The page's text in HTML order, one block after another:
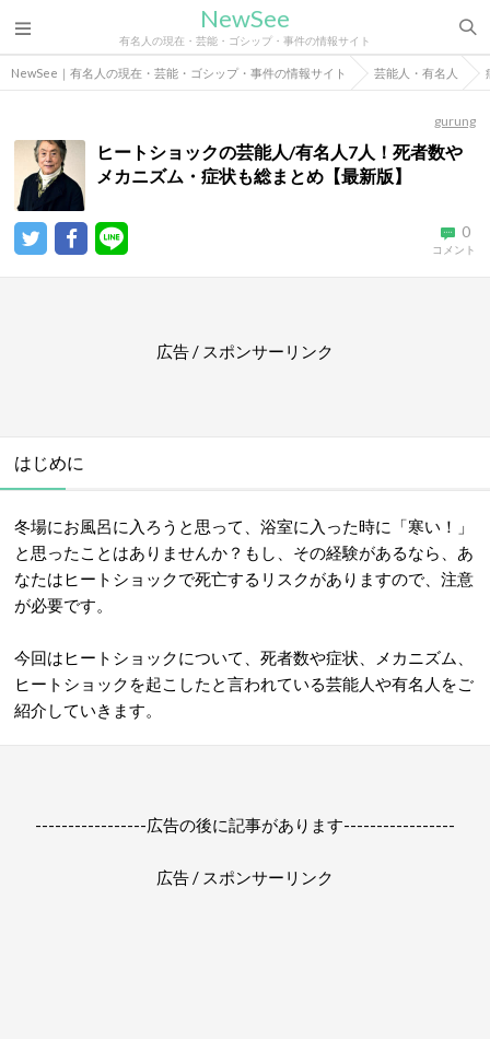
NewSee
有名人の現在・芸能・ゴシップ・事件の情報サイト
NewSee｜有名人の現在・芸能・ゴシップ・事件の情報サイト 芸能人・有名人
gurung
ヒートショックの芸能人/有名人7人！死者数や
メカニズム・症状も総まとめ【最新版】
0
コメント
広告 / スポンサーリンク
はじめに
冬場にお風呂に入ろうと思って、浴室に入った時に「寒い！」
と思ったことはありませんか？もし、その経験があるなら、あ
なたはヒートショックで死亡するリスクがありますので、注意
が必要です。
今回はヒートショックについて、死者数や症状、メカニズム、
ヒートショックを起こしたと言われている芸能人や有名人をご
紹介していきます。
-----------------広告の後に記事があります-----------------
広告 / スポンサーリンク